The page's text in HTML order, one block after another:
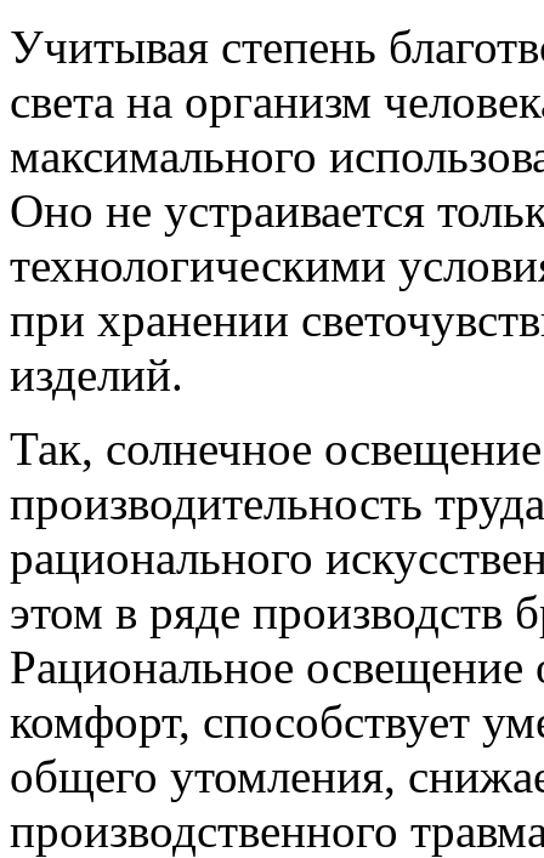
Учитывая степень
света на организм
максимального
Оно не устраивается
технологическими
при хранении
изделий.
Так, солнечное
производительность
рационального
этом в ряде
Рациональное освещение
комфорт, способствует
общего утомления,
производственного